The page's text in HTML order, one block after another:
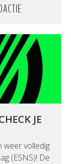
JE
weer volledig
(ESNS)! De